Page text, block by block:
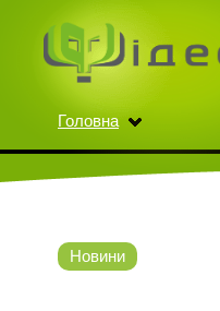
Головна
Новини